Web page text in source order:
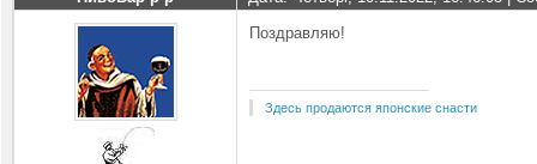
Поздравляю!
Здесь продаются японские снасти